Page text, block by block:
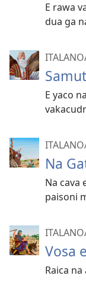
E rawa
dua ga
E yaco
Na
Na cava
paisoni
Vosa
Raica